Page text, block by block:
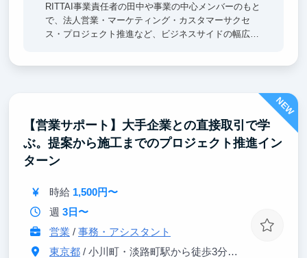
RITTAI事業責任者の田中や事業の中心メンバーのもと
で、法人営業・マーケティング・カスタマーサクセ
ス・プロジェクト推進など、ビジネスサイドの幅広い
スタートアップが成長していく過程を間近で体感でき
るため、就活でも「自分で考え、行動し、成果につな
げた経験」として語りやすい実践的なエピソードを得
NEW
【営業サポート】大手企業との直接取引で学
ぶ。提案から施工までのプロジェクト推進イン
ターン
時給 1,500円〜
週 3日〜
営業 / 事務・アシスタント
東京都/ 小川町・淡路町駅から徒歩3分、JR御茶ノ水駅から徒歩5分